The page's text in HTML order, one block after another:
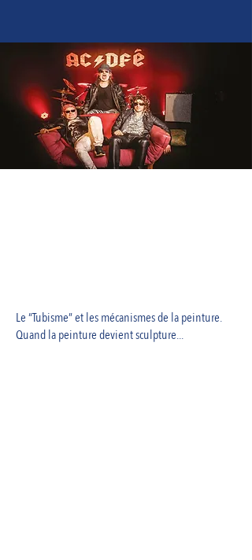
Le “Tubisme” et les mécanismes de la peinture.
Quand la peinture devient sculpture...